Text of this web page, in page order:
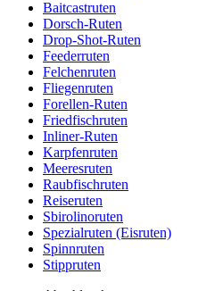
Baitcastruten
Dorsch-Ruten
Drop-Shot-Ruten
Feederruten
Felchenruten
Fliegenruten
Forellen-Ruten
Friedfischruten
Inliner-Ruten
Karpfenruten
Meeresruten
Raubfischruten
Reiseruten
Sbirolinoruten
Spezialruten (Eisruten)
Spinnruten
Stippruten